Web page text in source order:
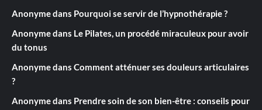
Anonymedans Pourquoi se servir de l’hypnothérapie ?
Anonymedans Le Pilates, un procédé miraculeux pour avoir
du tonus
Anonymedans Comment atténuer ses douleurs articulaires
?
Anonymedans Prendre soin de son bien-être : conseils pour